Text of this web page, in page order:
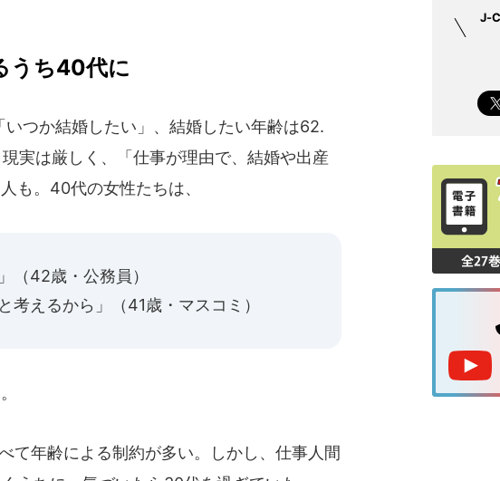
うち40代に
つか結婚したい」、結婚したい年齢は62.
実は厳しく、「仕事が理由で、結婚や出産
も。40代の女性たちは、
（42歳・公務員）
考えるから」（41歳・マスコミ）
て年齢による制約が多い。しかし、仕事人間
J-